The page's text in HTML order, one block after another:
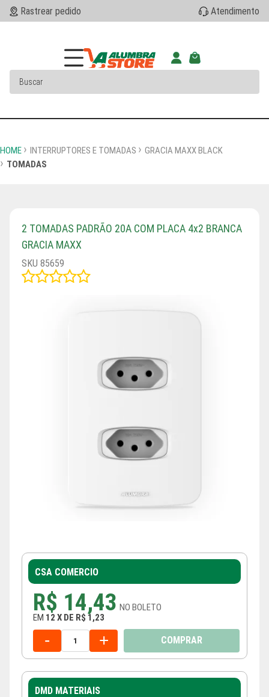
Rastrear pedido Atendimento
HOME INTERRUPTORES E TOMADAS
GRACIA MAXX BLACK
TOMADAS
2 TOMADAS PADRÃO 20A COM PLACA 4x2 BRANCA
GRACIA MAXX
SKU 85659
CSA COMERCIO
R$ 14,43 NO BOLETO
EM 12 X DE R$ 1,23
- + COMPRAR
DMD MATERIAIS